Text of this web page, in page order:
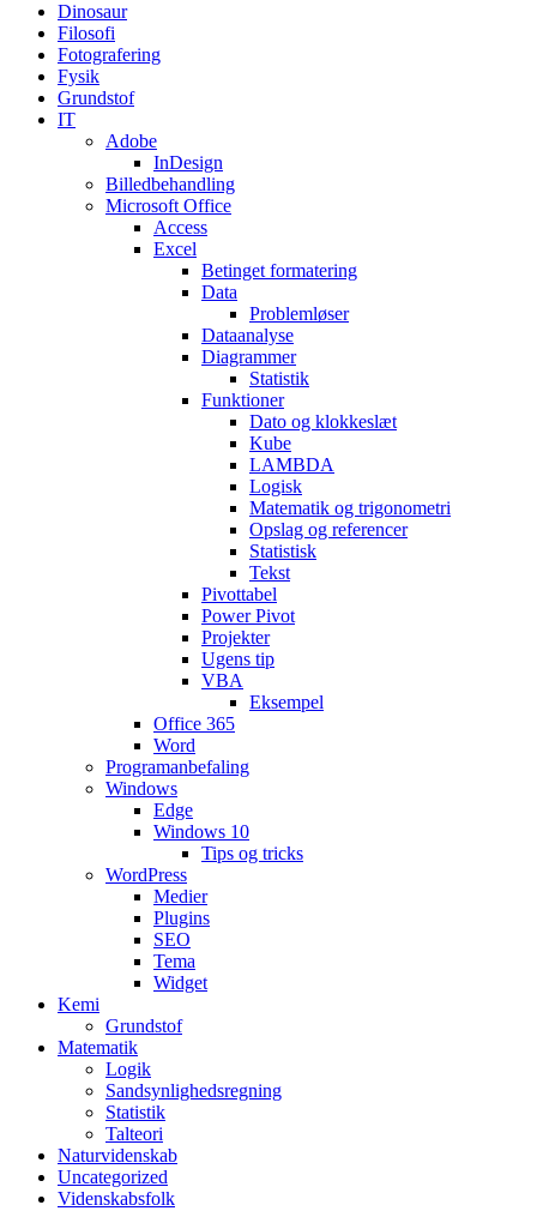
Dinosaur
Filosofi
Fotografering
Fysik
Grundstof
IT
Adobe
InDesign
Billedbehandling
Microsoft Office
Access
Excel
Betinget formatering
Data
Problemløser
Dataanalyse
Diagrammer
Statistik
Funktioner
Dato og klokkeslæt
Kube
LAMBDA
Logisk
Matematik og trigonometri
Opslag og referencer
Statistisk
Tekst
Pivottabel
Power Pivot
Projekter
Ugens tip
VBA
Eksempel
Office 365
Word
Programanbefaling
Windows
Edge
Windows 10
Tips og tricks
WordPress
Medier
Plugins
SEO
Tema
Widget
Kemi
Grundstof
Matematik
Logik
Sandsynlighedsregning
Statistik
Talteori
Naturvidenskab
Uncategorized
Videnskabsfolk